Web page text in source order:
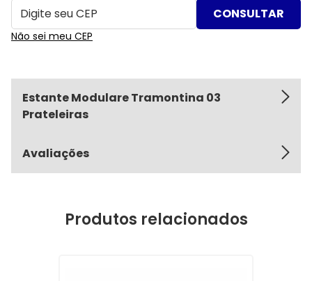
Não sei meu CEP
Estante Modulare Tramontina 03
Prateleiras
Avaliações
Produtos relacionados